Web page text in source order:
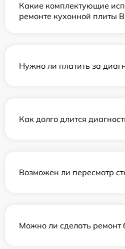
Какие комплектующие
ремонте кухонной плиты
Нужно ли платить за
Как долго длится
Возможен ли пересмотр
Можно ли сделать ремонт